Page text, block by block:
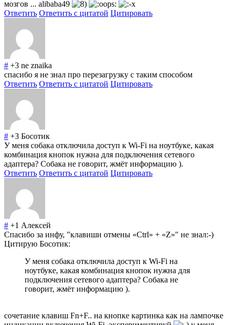
мозгов ... alibaba49
Ответить Ответить с цитатой Цитировать
# +3 ne znaika
спасибо я не знал про перезагрузку с таким способом
Ответить Ответить с цитатой Цитировать
# +3 Босотик
У меня собака отключила доступ к Wi-Fi на ноутбуке, какая
комбинация кнопок нужна для подключения сетевого
адаптера? Собака не говорит, жмёт информацию ).
Ответить Ответить с цитатой Цитировать
# +1 Алексей
Спасибо за инфу, "клавиши отмены «Ctrl» + «Z»" не знал:-)
Цитирую Босотик:
У меня собака отключила доступ к Wi-Fi на
ноутбуке, какая комбинация кнопок нужна для
подключения сетевого адаптера? Собака не
говорит, жмёт информацию ).
сочетание клавиш Fn+F.. на кнопке картинка как на лампочке